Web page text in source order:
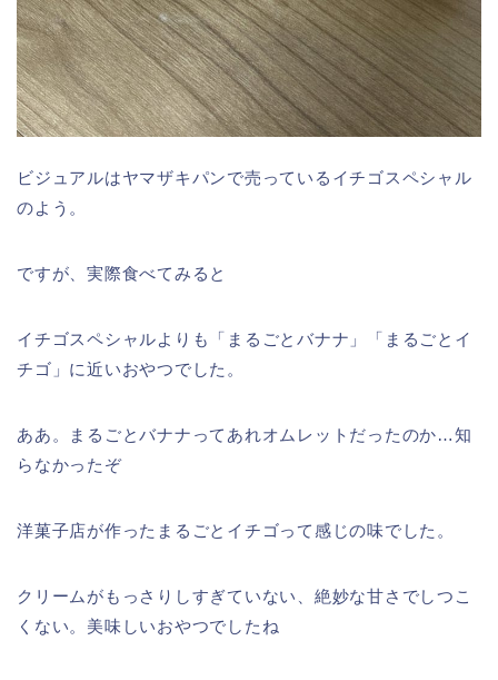
ビジュアルはヤマザキパンで売っているイチゴスペシャル
のよう。
ですが、実際食べてみると
イチゴスペシャルよりも「まるごとバナナ」「まるごとイ
チゴ」に近いおやつでした。
ああ。まるごとバナナってあれオムレットだったのか…知
らなかったぞ
洋菓子店が作ったまるごとイチゴって感じの味でした。
クリームがもっさりしすぎていない、絶妙な甘さでしつこ
くない。美味しいおやつでしたね